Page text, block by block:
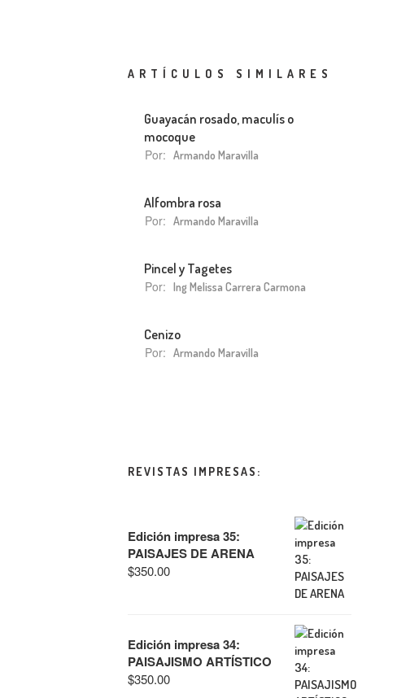
ARTÍCULOS SIMILARES
Guayacán rosado, maculís o
mocoque
Por: Armando Maravilla
Alfombra rosa
Por: Armando Maravilla
Pincel y Tagetes
Por: Ing Melissa Carrera Carmona
Cenizo
Por: Armando Maravilla
REVISTAS IMPRESAS:
Edición impresa 35:
PAISAJES DE ARENA
$350.00
Edición impresa 34:
PAISAJISMO ARTÍSTICO
$350.00